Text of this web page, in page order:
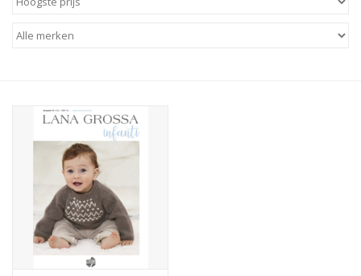
Stoffen
Breien en haken
Handwerk
Workshop